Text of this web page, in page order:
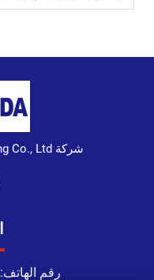
شركة Guangzhou Heda Racking Co., Ltd.
رقم الهاتف: